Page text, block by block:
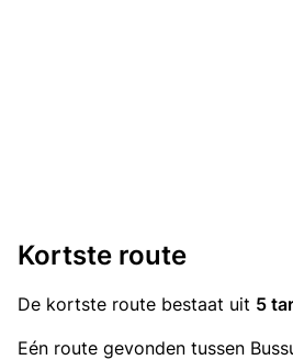
Kortste route
De kortste route bestaat uit 5
Eén route gevonden tussen